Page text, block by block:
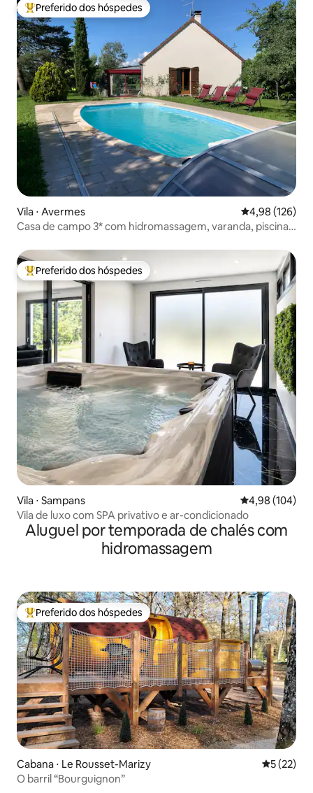
Entre os melhores preferidos dos hóspedes
Preferido dos hóspedes
Vila ⋅ Avermes 4,98 de uma
4,98 (126)
Casa de campo 3* com hidromassagem, varanda, piscina:
Entre os melhores preferidos dos hóspedes
Preferido dos hóspedes
Vila ⋅ Sampans 4,98 de uma
4,98 (104)
Vila de luxo com SPA privativo e ar-condicionado
Aluguel por temporada de chalés com
hidromassagem
Entre os melhores preferidos dos hóspedes
Preferido dos hóspedes
Cabana ⋅ Le Rousset-Marizy 5 de uma
5 (22)
O barril “Bourguignon”